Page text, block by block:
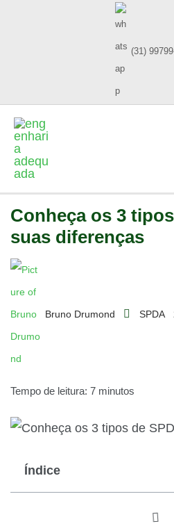
(31)
Conheça os 3
suas diferenças
Bruno Drumond SPDA
Tempo de leitura: 7 minutos
Índice